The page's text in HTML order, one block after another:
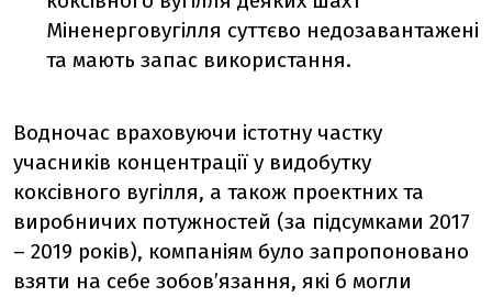
Міненерговугілля суттєво недозавантажені
та мають запас використання.
Водночас враховуючи істотну частку
учасників концентрації у видобутку
коксівного вугілля, а також проектних та
виробничих потужностей (за підсумками 2017
– 2019 років), компаніям було запропоновано
взяти на себе зобов’язання, які б могли